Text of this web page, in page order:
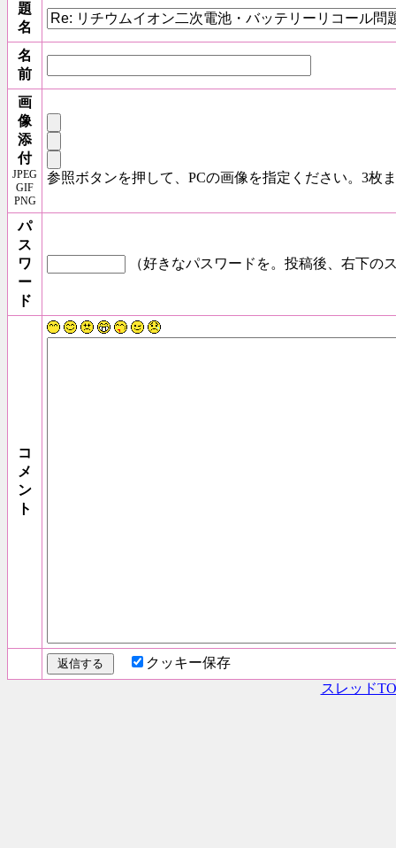
題
名
名
前
画
像
添
付
JPEG
GIF
PNG
参照ボタンを押して、PCの画像を指定ください。3枚
パ
ス
ワ
ー
ド
（好きなパスワードを。投稿後、右下の
コ
メ
ン
ト
クッキー保存
スレッド